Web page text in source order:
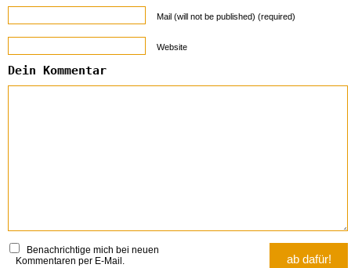
Mail (will not be published) (required)
Website
Dein Kommentar
Benachrichtige mich bei neuen
Kommentaren per E-Mail.